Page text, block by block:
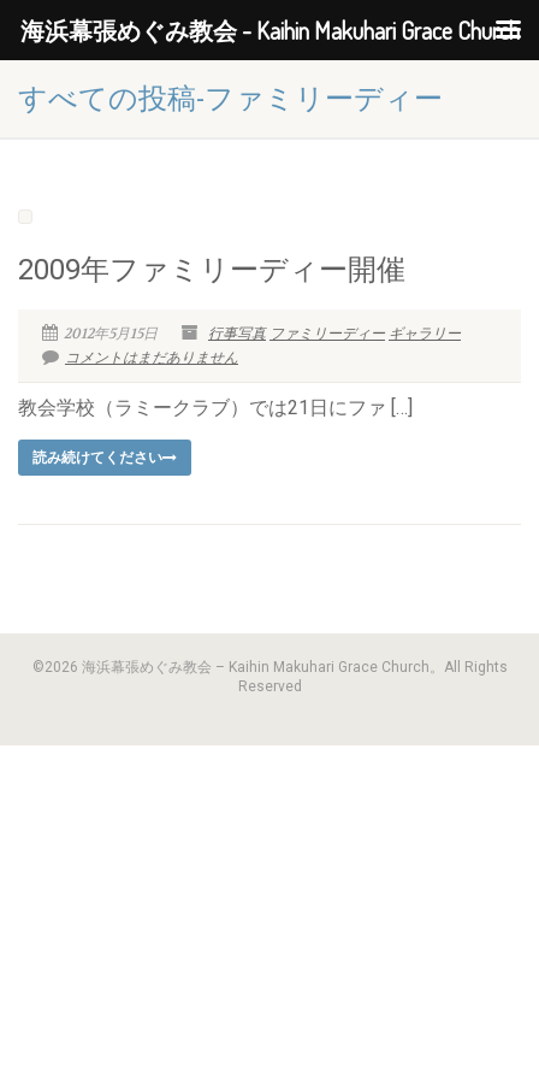
すべての投稿-ファミリーディー
2009年ファミリーディー開催
2012年5月15日 行事写真 ファミリーディー ギャラリー
コメントはまだありません
教会学校（ラミークラブ）では21日にファ […]
読み続けてください
©2026 海浜幕張めぐみ教会 – Kaihin Makuhari Grace Church。All Rights
Reserved
海浜幕張めぐみ教会 - Kaihin Makuhari Grace Church